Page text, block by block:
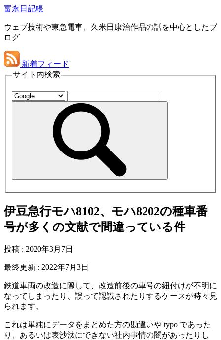
富永日記帳
ウェブ技術や東急電車、久米田康治作品の話を中心としたブ
ログ
新着フィード
サイト内検索
伊豆急行モハ8102、モハ8202の種車番
号が多くの文献で間違っている件
投稿 : 2020年3月7日
最終更新 : 2022年7月3日
鉄道車両の改造に際して、改造前後の車号の紐付けが不明に
なってしまったり、誤って認識されたりするケースが時々見
られます。
これは単純にデータをまとめた方の勘違いや typo であった
り、あるいは表沙汰にできない社内事情の闇があったりし